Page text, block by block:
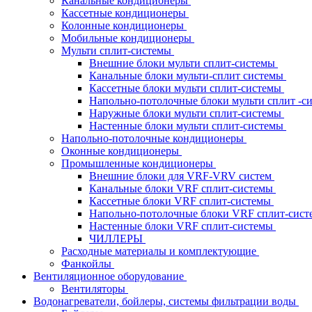
Кассетные кондиционеры
Колонные кондиционеры
Мобильные кондиционеры
Мульти сплит-системы
Внешние блоки мульти сплит-системы
Канальные блоки мульти-сплит системы
Кассетные блоки мульти сплит-системы
Напольно-потолочные блоки мульти сплит -
Наружные блоки мульти сплит-системы
Настенные блоки мульти сплит-системы
Напольно-потолочные кондиционеры
Оконные кондиционеры
Промышленные кондиционеры
Внешние блоки для VRF-VRV систем
Канальные блоки VRF сплит-системы
Кассетные блоки VRF сплит-системы
Напольно-потолочные блоки VRF сплит-
Настенные блоки VRF сплит-системы
ЧИЛЛЕРЫ
Расходные материалы и комплектующие
Фанкойлы
Вентиляционное оборудование
Вентиляторы
Водонагреватели, бойлеры, системы фильтрации воды